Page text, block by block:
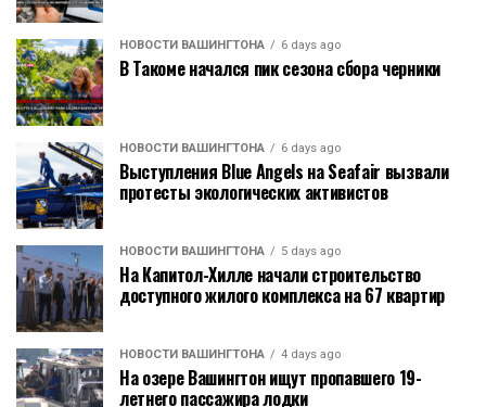
НОВОСТИ ВАШИНГТОНА 6 days ago
В Такоме начался пик сезона сбора черники
НОВОСТИ ВАШИНГТОНА 6 days ago
Выступления Blue Angels на Seafair вызвали
протесты экологических активистов
НОВОСТИ ВАШИНГТОНА 5 days ago
На Капитол-Хилле начали строительство
доступного жилого комплекса на 67 квартир
НОВОСТИ ВАШИНГТОНА 4 days ago
На озере Вашингтон ищут пропавшего 19-
летнего пассажира лодки